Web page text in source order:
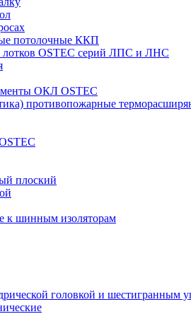
потолочные ККП
лотков OSTEC серий ЛПС и ЛНС
ОКЛ OSTEC
противопожарные
плоский
к шинным изоляторам
головкой и шестигранным